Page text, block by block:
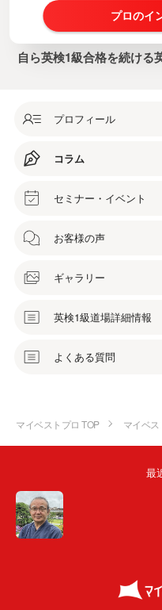
プロのイ
自ら英検1級合格を続ける
プロフィール
コラム
セミナー・イベント
お客様の声
ギャラリー
英検1級道場詳細情報
よくある質問
マイベストプロ TOP マイベ
最